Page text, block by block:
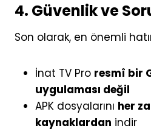
4. Güvenlik ve
Son olarak, en önemli
İnat TV Pro resmî bir
uygulaması değil
APK dosyalarını her
kaynaklardan indir